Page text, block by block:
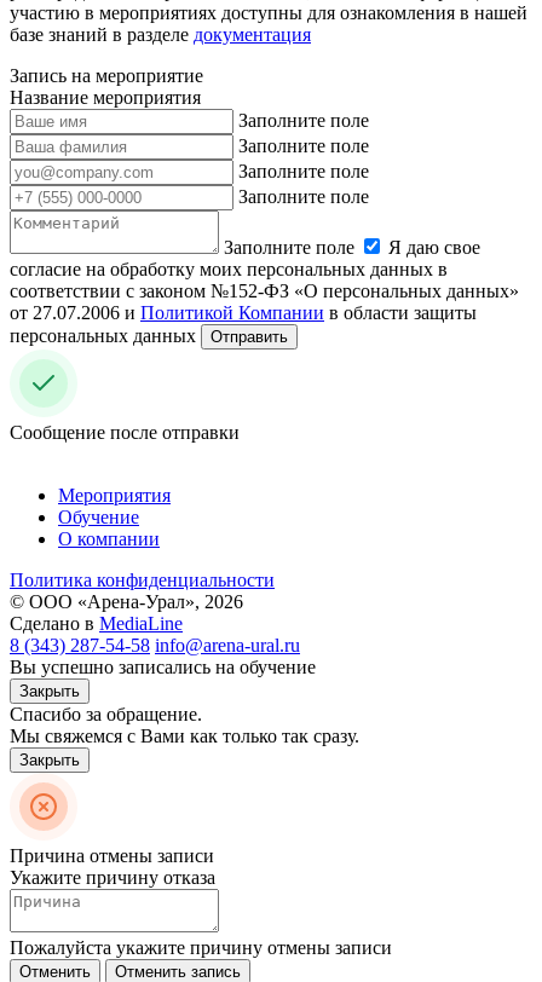
участию в мероприятиях доступны для ознакомления в нашей
базе знаний в разделе документация
Запись на мероприятие
Название мероприятия
Заполните поле
Заполните поле
Заполните поле
Заполните поле
Заполните поле
Я даю свое
согласие на обработку моих персональных данных в
соответствии с законом №152-ФЗ «О персональных данных»
от 27.07.2006 и Политикой Компании в области защиты
персональных данных
Отправить
Сообщение после отправки
Мероприятия
Обучение
О компании
Политика конфиденциальности
© ООО «Арена-Урал», 2026
Сделано в MediaLine
8 (343) 287-54-58 info@arena-ural.ru
Вы успешно записались на обучение
Закрыть
Спасибо за обращение.
Мы свяжемся с Вами как только так сразу.
Закрыть
Причина отмены записи
Укажите причину отказа
Пожалуйста укажите причину отмены записи
Отменить Отменить запись